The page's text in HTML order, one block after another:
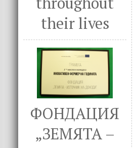
their lives
ФОНДАЦИЯ
„ЗЕМЯТА –